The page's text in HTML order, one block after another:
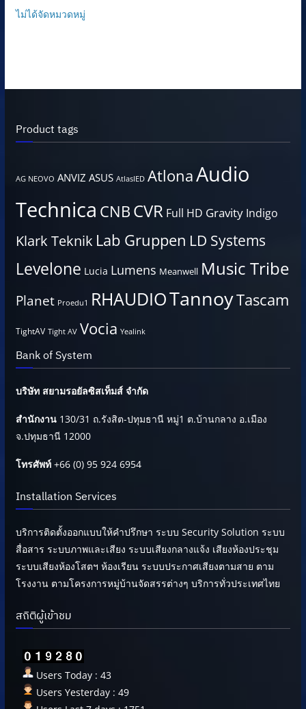
ไม่ได้จัดหมวดหมู่
Product tags
AG NEOVO ANVIZ ASUS AtlasIED AtlonaAudio
Technica CNBCVR Full HD Gravity Indigo
Klark Teknik Lab Gruppen LD Systems
Levelone Lucia Lumens Meanwell Music Tribe
Planet Proedu1 RHAUDIOTannoyTascam
TightAV Tight AV Vocia Yealink
Bank of System
บริษัท สยามรอยัลซิสเท็มส์ จำกัด
สำนักงาน130/31 ถ.รังสิต-ปทุมธานี หมู่1 ต.บ้านกลาง อ.เมือง
จ.ปทุมธานี 12000
โทรศัพท์+66 (0) 95 924 6954
Installation Services
บริการติดตั้งออกแบบให้คำปรึกษา ระบบ Security Solution ระบบ
สื่อสาร ระบบภาพและเสียง ระบบเสียงกลางแจ้ง เสียงห้องประชุม
ระบบเสียงห้องโสตฯ ห้องเรียน ระบบประกาศเสียงตามสาย ตาม
โรงงาน ตามโครงการหมู่บ้านจัดสรรต่างๆ บริการทั่วประเทศไทย
สถิติผู้เข้าชม
Users Today : 43
Users Yesterday : 49